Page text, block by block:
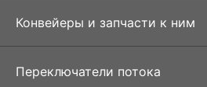
Конвейеры и запчасти к ним
Переключатели потока